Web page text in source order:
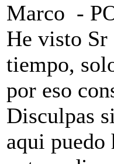
Marco -
He visto Sr
tiempo,
por eso
Disculpas
aqui puedo